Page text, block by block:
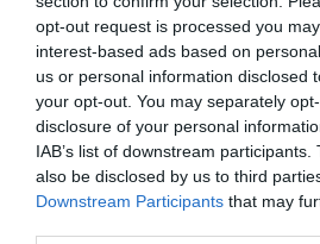
opt-out request is processed you
interest-based ads based on
us or personal information disclosed
your opt-out. You may separately
disclosure of your personal
IAB’s list of downstream
also be disclosed by us to third
Downstream Participants that may
DEBATES
Θεωρείτε ότι τα 3 νέα
περιορίσουν την
στα προϊόντα αλκοόλ και
Η γνώμη σας μετράει!